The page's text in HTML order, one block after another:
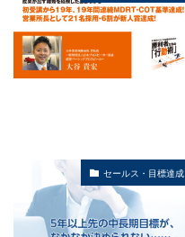
セールス・目標達成